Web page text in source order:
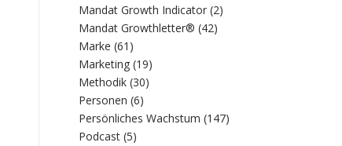
Mandat Growth Indicator (2)
Mandat Growthletter® (42)
Marke (61)
Marketing (19)
Methodik (30)
Personen (6)
Persönliches Wachstum (147)
Podcast (5)